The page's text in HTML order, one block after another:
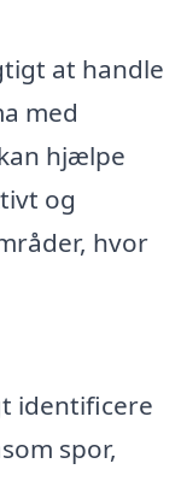
at handle
med
hjælpe
og
hvor
identificere
spor,